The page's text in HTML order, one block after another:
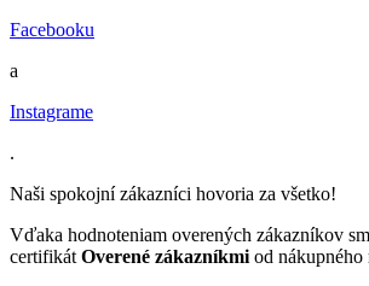
Facebooku
a
Instagrame
.
Naši spokojní zákazníci hovoria za všetko!
Vďaka hodnoteniam overených zákazníkov
certifikát Overené zákazníkmi od nákupného